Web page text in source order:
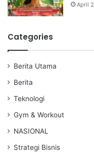
April
Categories
Berita Utama
Berita
Teknologi
Gym & Workout
NASIONAL
Strategi Bisnis